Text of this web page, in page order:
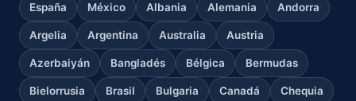
España México Albania Alemania Andorra
Argelia Argentina Australia Austria
Azerbaiyán Bangladés Bélgica Bermudas
Bielorrusia Brasil Bulgaria Canadá Chequia